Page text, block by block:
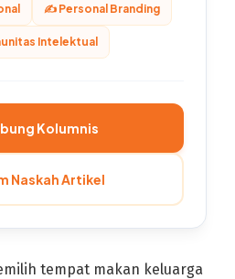
✍️ Personal Branding
Intelektual
Kolumnis
Naskah Artikel
tempat makan keluarga